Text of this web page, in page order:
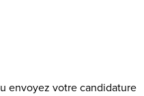
envoyez votre candidature